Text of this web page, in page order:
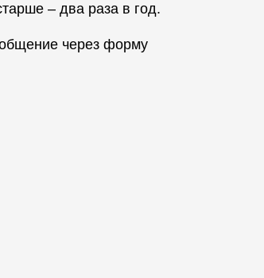
– два раза в год.
через форму